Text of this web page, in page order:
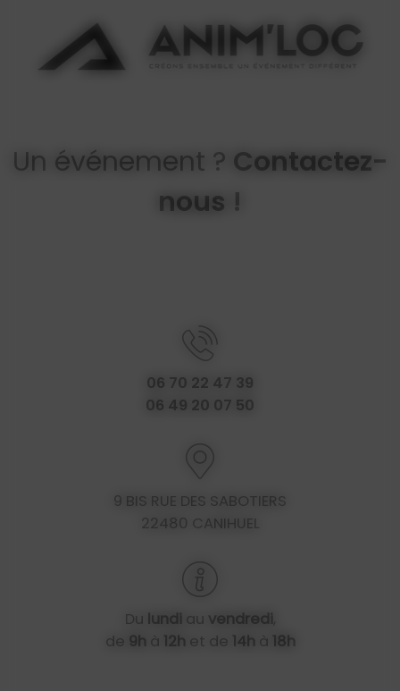
Un événement ? Contactez-
nous !
06 70 22 47 39
06 49 20 07 50
9 BIS RUE DES SABOTIERS
22480 CANIHUEL
Du lundi au vendredi,
de 9h à 12h et de 14h à 18h